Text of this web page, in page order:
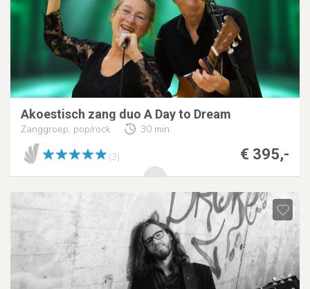
Akoestisch zang duo A Day to Dream
Zanggroep, pop/rock 30 min
€ 395,-
(3)